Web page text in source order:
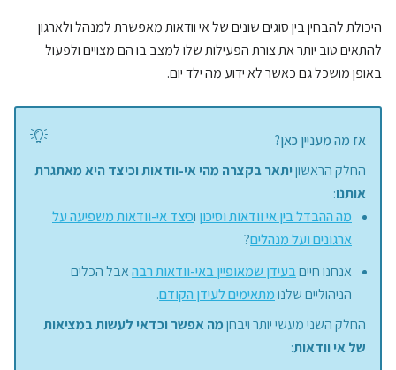
היכולת להבחין בין סוגים שונים של אי וודאות מאפשרת למנהל ולארגון
להתאים טוב יותר את צורת הפעילות שלו למצב בו הם מצויים ולפעול
באופן מושכל גם כאשר לא ידוע מה ילד יום.
אז מה מעניין כאן?
החלק הראשוןיתאר בקצרה מהי אי-וודאות וכיצד היא מאתגרת
אותנו:
מה ההבדל בין אי וודאות וסיכון וכיצד אי-וודאות משפיעה על
ארגונים ועל מנהלים?
אנחנו חייםבעידן שמאופיין באי-וודאות רבהאבל הכלים
הניהוליים שלנומתאימים לעידן הקודם.
החלק השני מעשי יותר ויבחןמה אפשר וכדאי לעשות במציאות
של אי וודאות: